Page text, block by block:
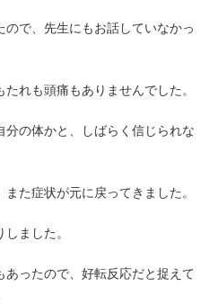
で、先生にもお話していなかっ
れも頭痛もありませんでした。
の体かと、しばらく信じられな
た症状が元に戻ってきました。
ました。
ったので、好転反応だと捉えて